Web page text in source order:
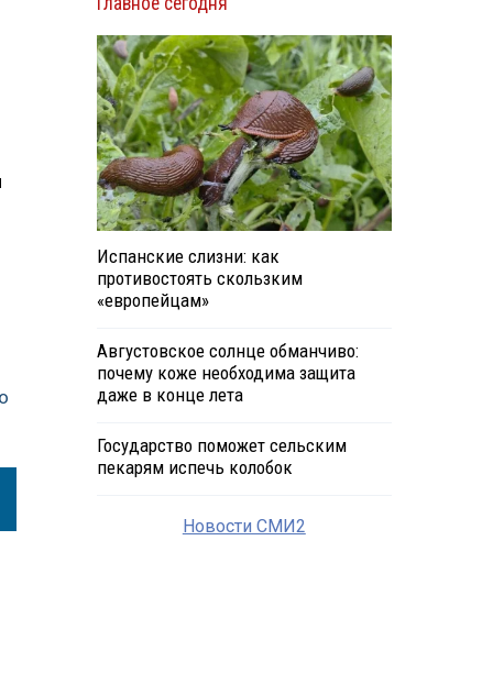
Испанские слизни: как
противостоять скользким
«европейцам»
Августовское солнце обманчиво:
почему коже необходима защита
даже в конце лета
Государство поможет сельским
пекарям испечь колобок
Новости СМИ2